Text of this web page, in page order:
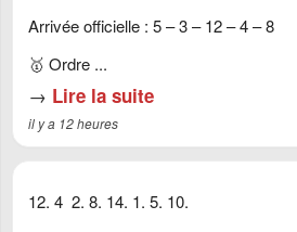
Arrivée officielle : 5 – 3 – 12 – 4 – 8
🥇 Ordre ...
→ Lire la suite
il y a 12 heures
12. 4 2. 8. 14. 1. 5. 10.